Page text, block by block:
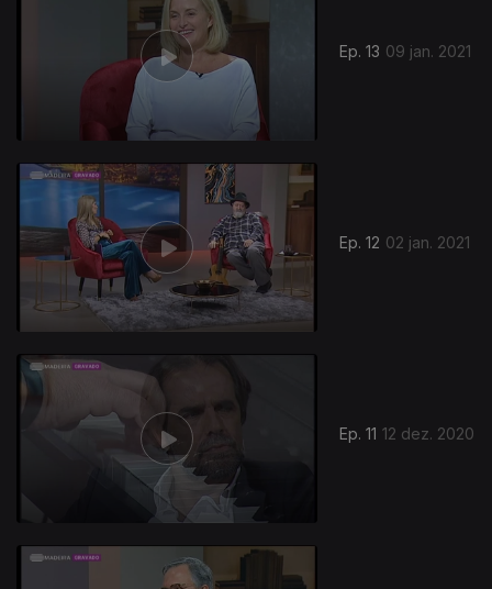
Ep. 13 09 jan. 2021
Ep. 12 02 jan. 2021
Ep. 11 12 dez. 2020
511932